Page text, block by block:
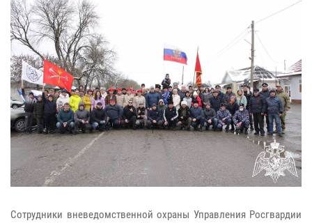
Сотрудники вневедомственной охраны Управления Росгвардии